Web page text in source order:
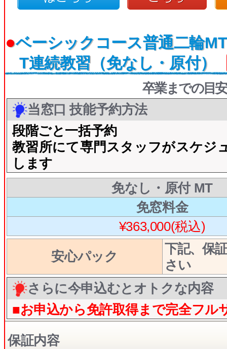
●ベーシックコース普通二輪
T連続教習（免なし・原付）
卒業までの目
当窓口 技能予約方法
段階ごと一括予約
教習所にて専門スタッフがスケジ
します
免なし・原付 MT
免窓料金
¥363,000(税込)
安心パック
下記、保
さい
さらに今申込むとオトクな内容
■お申込から免許取得まで完全フル
保証内容